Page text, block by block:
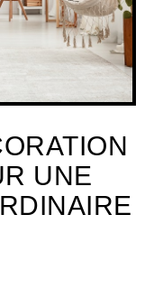
UNE